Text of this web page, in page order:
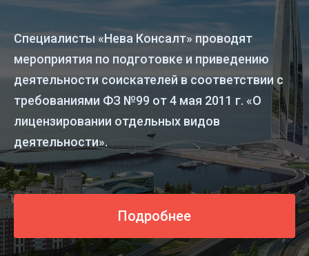
Специалисты «Нева Консалт» проводят
мероприятия по подготовке и приведению
деятельности соискателей в соответствии с
требованиями ФЗ №99 от 4 мая 2011 г. «О
лицензировании отдельных видов
деятельности».
Подробнее